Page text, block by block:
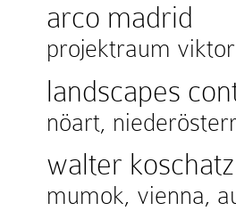
arco madrid
projektraum
landscapes
nöart,
walter
mumok, vienna,